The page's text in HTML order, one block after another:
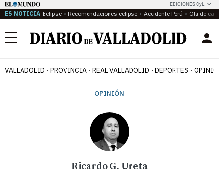
EDICIONES CyL
ES NOTICIA Eclipse Recomendaciones eclipse Accidente Perú Ola de
Menú
VALLADOLID PROVINCIA REAL VALLADOLID DEPORTES
OPINIÓN
Ricardo G. Ureta